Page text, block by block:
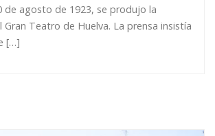
de agosto de 1923, se produjo la
Gran Teatro de Huelva. La prensa insistía
[…]